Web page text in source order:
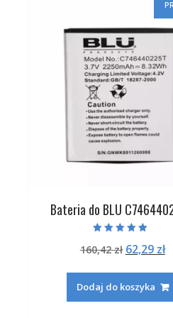
Bateria do BLU
5.00
na 5
160,42zł
wynosiła:
160,42 zł.
62,29 zł
Dodaj do koszyka